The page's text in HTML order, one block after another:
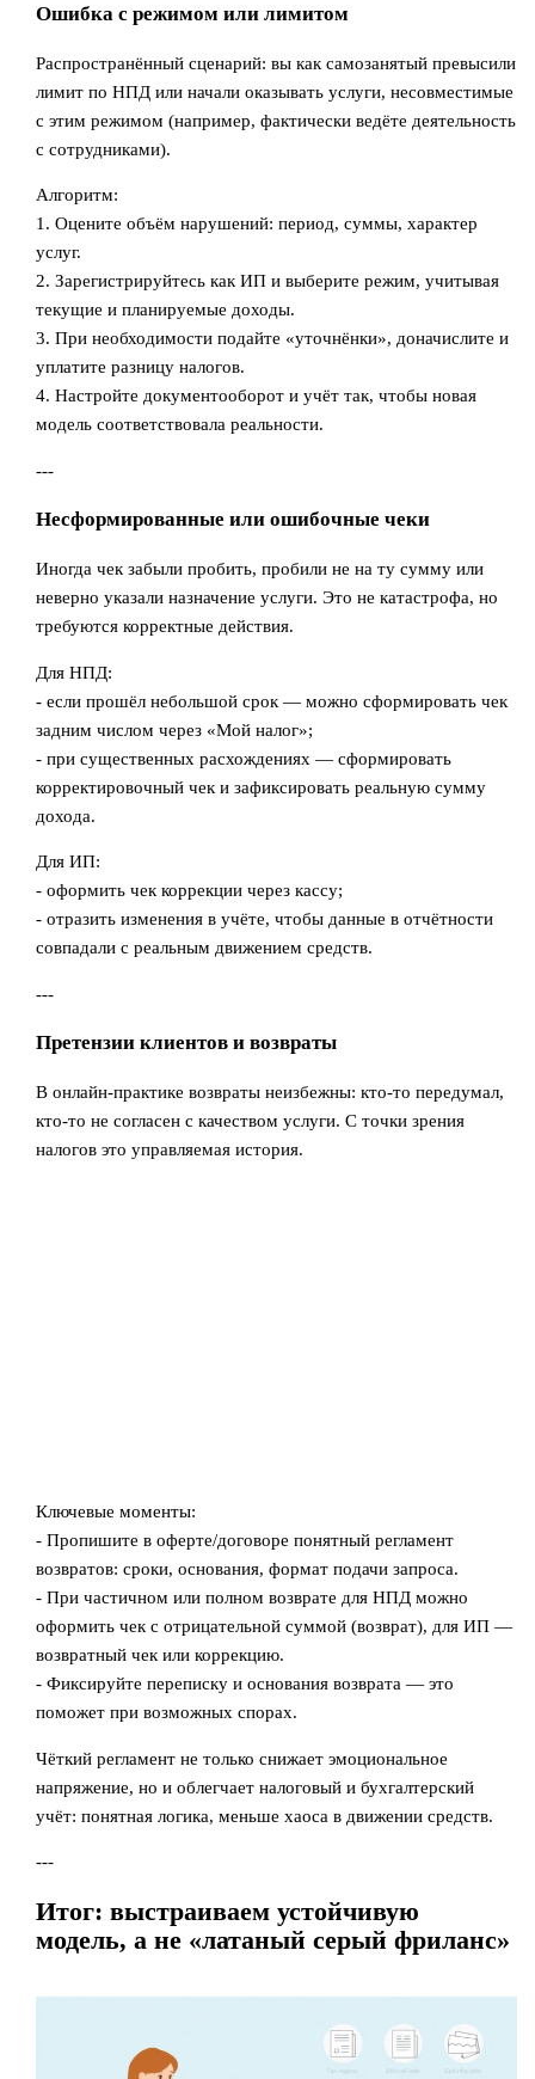
Ошибка с режимом или лимитом
Распространённый сценарий: вы как самозанятый превысили
лимит по НПД или начали оказывать услуги, несовместимые
с этим режимом (например, фактически ведёте деятельность
с сотрудниками).
Алгоритм:
1. Оцените объём нарушений: период, суммы, характер
услуг.
2. Зарегистрируйтесь как ИП и выберите режим, учитывая
текущие и планируемые доходы.
3. При необходимости подайте «уточнёнки», доначислите и
уплатите разницу налогов.
4. Настройте документооборот и учёт так, чтобы новая
модель соответствовала реальности.
---
Несформированные или ошибочные чеки
Иногда чек забыли пробить, пробили не на ту сумму или
неверно указали назначение услуги. Это не катастрофа, но
требуются корректные действия.
Для НПД:
- если прошёл небольшой срок — можно сформировать чек
задним числом через «Мой налог»;
- при существенных расхождениях — сформировать
корректировочный чек и зафиксировать реальную сумму
дохода.
Для ИП:
- оформить чек коррекции через кассу;
- отразить изменения в учёте, чтобы данные в отчётности
совпадали с реальным движением средств.
---
Претензии клиентов и возвраты
В онлайн‑практике возвраты неизбежны: кто-то передумал,
кто-то не согласен с качеством услуги. С точки зрения
налогов это управляемая история.
Ключевые моменты:
- Пропишите в оферте/договоре понятный регламент
возвратов: сроки, основания, формат подачи запроса.
- При частичном или полном возврате для НПД можно
оформить чек с отрицательной суммой (возврат), для ИП —
возвратный чек или коррекцию.
- Фиксируйте переписку и основания возврата — это
поможет при возможных спорах.
Чёткий регламент не только снижает эмоциональное
напряжение, но и облегчает налоговый и бухгалтерский
учёт: понятная логика, меньше хаоса в движении средств.
---
Итог: выстраиваем устойчивую
модель, а не «латаный серый фриланс»